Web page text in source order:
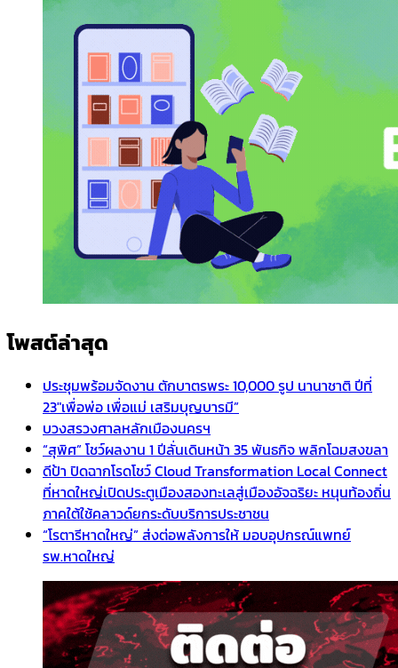
โพสต์ล่าสุด
ประชุมพร้อมจัดงาน ตักบาตรพระ 10,000 รูป นานาชาติ ปีที่
23″เพื่อพ่อ เพื่อแม่ เสริมบุญบารมี”
บวงสรวงศาลหลักเมืองนครฯ
“สุพิศ” โชว์ผลงาน 1 ปีลั่นเดินหน้า 35 พันธกิจ พลิกโฉมสงขลา
ดีป้า ปิดฉากโรดโชว์ Cloud Transformation Local Connect
ที่หาดใหญ่เปิดประตูเมืองสองทะเลสู่เมืองอัจฉริยะ หนุนท้องถิ่น
ภาคใต้ใช้คลาวด์ยกระดับบริการประชาชน
“โรตารีหาดใหญ่” ส่งต่อพลังการให้ มอบอุปกรณ์แพทย์
รพ.หาดใหญ่